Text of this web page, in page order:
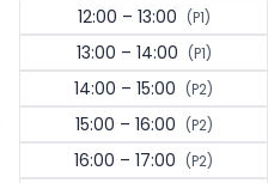
12:00 – 13:00 (P1)
13:00 – 14:00 (P1)
14:00 – 15:00 (P2)
15:00 – 16:00 (P2)
16:00 – 17:00 (P2)